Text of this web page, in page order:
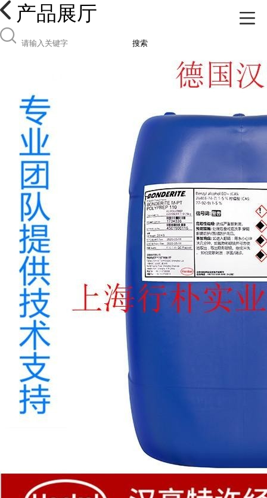
产品展厅
搜索